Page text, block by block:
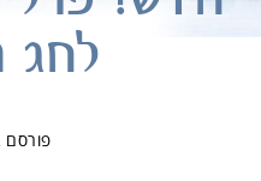
לחג
פורסם